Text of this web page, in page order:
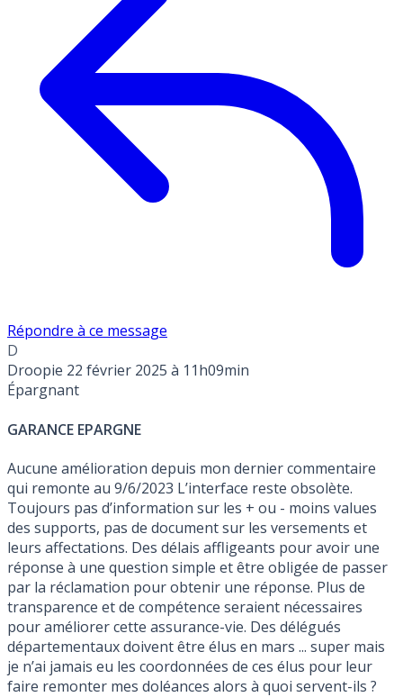
Répondre à ce message
D
Droopie 22 février 2025 à 11h09min
Épargnant
GARANCE EPARGNE
Aucune amélioration depuis mon dernier commentaire
qui remonte au 9/6/2023 L’interface reste obsolète.
Toujours pas d’information sur les + ou - moins values
des supports, pas de document sur les versements et
leurs affectations. Des délais affligeants pour avoir une
réponse à une question simple et être obligée de passer
par la réclamation pour obtenir une réponse. Plus de
transparence et de compétence seraient nécessaires
pour améliorer cette assurance-vie. Des délégués
départementaux doivent être élus en mars ... super mais
je n’ai jamais eu les coordonnées de ces élus pour leur
faire remonter mes doléances alors à quoi servent-ils ?